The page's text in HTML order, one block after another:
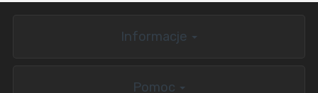
Informacje
Pomoc